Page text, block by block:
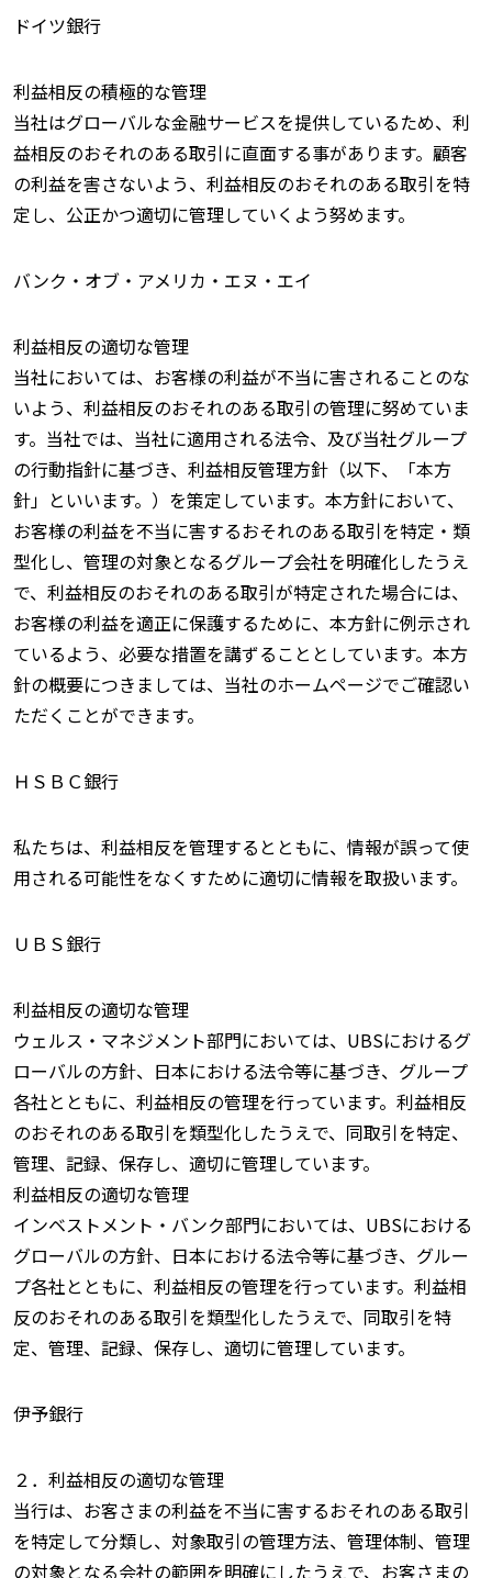
ドイツ銀行
利益相反の積極的な管理
当社はグローバルな金融サービスを提供しているため、利
益相反のおそれのある取引に直面する事があります。顧客
の利益を害さないよう、利益相反のおそれのある取引を特
定し、公正かつ適切に管理していくよう努めます。
バンク・オブ・アメリカ・エヌ・エイ
利益相反の適切な管理
当社においては、お客様の利益が不当に害されることのな
いよう、利益相反のおそれのある取引の管理に努めていま
す。当社では、当社に適用される法令、及び当社グループ
の行動指針に基づき、利益相反管理方針（以下、「本方
針」といいます。）を策定しています。本方針において、
お客様の利益を不当に害するおそれのある取引を特定・類
型化し、管理の対象となるグループ会社を明確化したうえ
で、利益相反のおそれのある取引が特定された場合には、
お客様の利益を適正に保護するために、本方針に例示され
ているよう、必要な措置を講ずることとしています。本方
針の概要につきましては、当社のホームページでご確認い
ただくことができます。
ＨＳＢＣ銀行
私たちは、利益相反を管理するとともに、情報が誤って使
用される可能性をなくすために適切に情報を取扱います。
ＵＢＳ銀行
利益相反の適切な管理
ウェルス・マネジメント部門においては、UBSにおけるグ
ローバルの方針、日本における法令等に基づき、グループ
各社とともに、利益相反の管理を行っています。利益相反
のおそれのある取引を類型化したうえで、同取引を特定、
管理、記録、保存し、適切に管理しています。
利益相反の適切な管理
インベストメント・バンク部門においては、UBSにおける
グローバルの方針、日本における法令等に基づき、グルー
プ各社とともに、利益相反の管理を行っています。利益相
反のおそれのある取引を類型化したうえで、同取引を特
定、管理、記録、保存し、適切に管理しています。
伊予銀行
２．利益相反の適切な管理
当行は、お客さまの利益を不当に害するおそれのある取引
を特定して分類し、対象取引の管理方法、管理体制、管理
の対象となる会社の範囲を明確にしたうえで、お客さまの